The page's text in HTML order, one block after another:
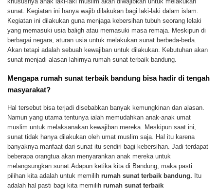
sunat. Kegiatan ini hanya wajib dilakukan bagi laki-laki dalam islam.
Kegiatan ini dilakukan guna menjaga kebersihan tubuh seorang lelaki
yang memasuki usia baligh atau memasuki masa remaja. Meskipun di
berbagai negara, aturan usia untuk melakukan sunat berbeda-beda.
Akan tetapi adalah sebuah kewajiban untuk dilakukan. Kebutuhan akan
sunat menjadi alasan lahirnya rumah sunat terbaik bandung.
Mengapa rumah sunat terbaik bandung bisa hadir di tengah
masyarakat?
Hal tersebut bisa terjadi disebabkan banyak kemungkinan dan alasan.
Namun yang utama tentunya ialah memudahkan anak-anak umat
muslim untuk melaksanakan kewajiban mereka. Meskipun saat ini,
sunat tidak hanya dilakukan oleh umat muslim saja. Hal itu karena
banyaknya manfaat dari sunat itu sendiri bagi kebersihan. Jadi terdapat
beberapa orangtua akan menyarankan anak mereka untuk
melangsungkan sunat.Adapun ketika kita di Bandung, maka pasti
pilihan kita adalah untuk memilih rumah sunat terbaik bandung. Itu
adalah hal pasti bagi kita memilih rumah sunat terbaik